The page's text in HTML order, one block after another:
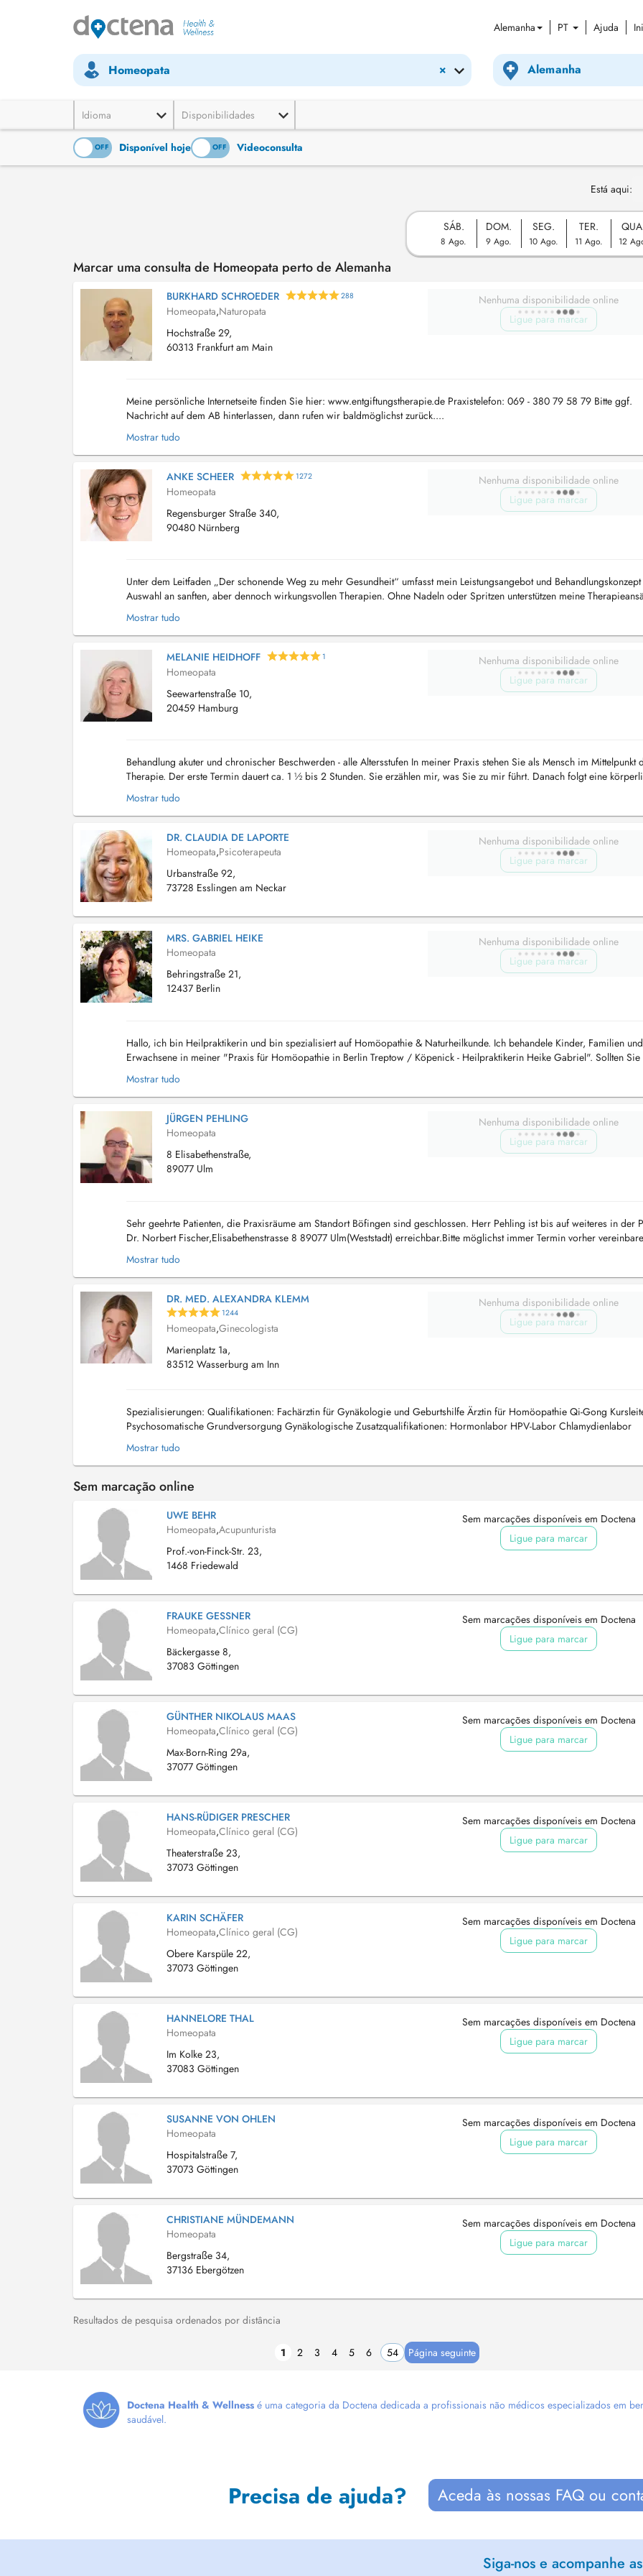
Alemanha PT Ajuda
×
Homeopata
Idioma Disponibilidades
OFF Disponível hoje
ON OFF Videoconsulta
Está aqui:
SÁB.
8 Ago.
DOM.
9 Ago.
SEG.
10 Ago.
TER.
11 Ago. 12
Marcar uma consulta de Homeopata perto de Alemanha
BURKHARD SCHROEDER 288
Homeopata,Naturopata
Hochstraße 29,
60313 Frankfurt am Main
Nenhuma disponibilidade online
Ligue para marcar
Meine persönliche Internetseite finden Sie hier: www.entgiftungstherapie.de Praxistelefon: 069 - 380 79 58 79 Bitte ggf.
Nachricht auf dem AB hinterlassen, dann rufen wir baldmöglichst zurück....
Mostrar tudo
ANKE SCHEER 1272
Homeopata
Regensburger Straße 340,
90480 Nürnberg
Nenhuma disponibilidade online
Ligue para marcar
Unter dem Leitfaden „Der schonende Weg zu mehr Gesundheit“ umfasst mein Leistungsangebot und
Auswahl an sanften, aber dennoch wirkungsvollen Therapien. Ohne Nadeln oder Spritzen unterstützen meine
Eigenheilung und Regeneration Ihres Körpers – auf ganz na...
Mostrar tudo
MELANIE HEIDHOFF 1
Homeopata
Seewartenstraße 10,
20459 Hamburg
Nenhuma disponibilidade online
Ligue para marcar
Behandlung akuter und chronischer Beschwerden - alle Altersstufen In meiner Praxis stehen Sie als Mensch im Mittelpunkt
Therapie. Der erste Termin dauert ca. 1 ½ bis 2 Stunden. Sie erzählen mir, was Sie zu mir führt. Danach folgt eine
Untersuchung. Gemeinsam besprechen wir, welche...
Mostrar tudo
DR. CLAUDIA DE LAPORTE
Homeopata,Psicoterapeuta
Urbanstraße 92,
73728 Esslingen am Neckar
Nenhuma disponibilidade online
Ligue para marcar
MRS. GABRIEL HEIKE
Homeopata
Behringstraße 21,
12437 Berlin
Nenhuma disponibilidade online
Ligue para marcar
Hallo, ich bin Heilpraktikerin und bin spezialisiert auf Homöopathie & Naturheilkunde. Ich behandele Kinder, Familien und
Erwachsene in meiner "Praxis für Homöopathie in Berlin Treptow / Köpenick - Heilpraktikerin Heike Gabriel". Sollten
Suche nach einem Heilpraktiker oder Homöopathen in...
Mostrar tudo
JÜRGEN PEHLING
Homeopata
8 Elisabethenstraße,
89077 Ulm
Nenhuma disponibilidade online
Ligue para marcar
Sehr geehrte Patienten, die Praxisräume am Standort Böfingen sind geschlossen. Herr Pehling ist bis auf weiteres in der
Dr. Norbert Fischer,Elisabethenstrasse 8 89077 Ulm(Weststadt) erreichbar.Bitte möglichst immer Termin vorher
Parkmöglichkeiten gibt es z.B.: auf dem Lidlparkp...
Mostrar tudo
DR. MED. ALEXANDRA KLEMM
1244
Homeopata,Ginecologista
Marienplatz 1a,
83512 Wasserburg am Inn
Nenhuma disponibilidade online
Ligue para marcar
Spezialisierungen: Qualifikationen: Fachärztin für Gynäkologie und Geburtshilfe Ärztin für Homöopathie Qi-Gong
Psychosomatische Grundversorgung Gynäkologische Zusatzqualifikationen: Hormonlabor HPV-Labor Chlamydienlabor
Ultraschall der Brust Gynäkologischer Dopplerult...
Mostrar tudo
Sem marcação online
UWE BEHR
Homeopata,Acupunturista
Prof.-von-Finck-Str. 23,
1468 Friedewald
Sem marcações disponíveis em Doctena
Ligue para marcar
FRAUKE GESSNER
Homeopata,Clínico geral (CG)
Bäckergasse 8,
37083 Göttingen
Sem marcações disponíveis em Doctena
Ligue para marcar
GÜNTHER NIKOLAUS MAAS
Homeopata,Clínico geral (CG)
Max-Born-Ring 29a,
37077 Göttingen
Sem marcações disponíveis em Doctena
Ligue para marcar
HANS-RÜDIGER PRESCHER
Homeopata,Clínico geral (CG)
Theaterstraße 23,
37073 Göttingen
Sem marcações disponíveis em Doctena
Ligue para marcar
KARIN SCHÄFER
Homeopata,Clínico geral (CG)
Obere Karspüle 22,
37073 Göttingen
Sem marcações disponíveis em Doctena
Ligue para marcar
HANNELORE THAL
Homeopata
Im Kolke 23,
37083 Göttingen
Sem marcações disponíveis em Doctena
Ligue para marcar
SUSANNE VON OHLEN
Homeopata
Hospitalstraße 7,
37073 Göttingen
Sem marcações disponíveis em Doctena
Ligue para marcar
CHRISTIANE MÜNDEMANN
Homeopata
Bergstraße 34,
37136 Ebergötzen
Sem marcações disponíveis em Doctena
Ligue para marcar
Resultados de pesquisa ordenados por distância
1 2 3 4 5 6 54 Página seguinte
Doctena Health & Wellness é uma categoria da Doctena dedicada a profissionais não médicos especializados em
saudável.
Precisa de ajuda? Aceda às nossas FAQ ou
Siga-nos e acompanhe